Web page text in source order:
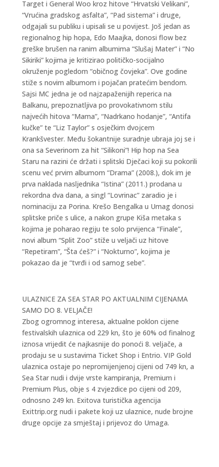
Target i General Woo kroz hitove “Hrvatski Velikani”,
“Vrućina gradskog asfalta”, “Pad sistema” i druge,
odgajali su publiku i upisali se u povijest. Još jedan as
regionalnog hip hopa, Edo Maajka, donosi flow bez
greške brušen na ranim albumima “Slušaj Mater” i “No
Sikiriki” kojima je kritizirao političko-socijalno
okruženje pogledom “običnog čovjeka”. Ove godine
stiže s novim albumom i pojačan pratećim bendom.
Sajsi MC jedna je od najzapaženijih reperica na
Balkanu, prepoznatljiva po provokativnom stilu
najvećih hitova “Mama”, “Nadrkano hodanje”, “Antifa
kučke” te “Liz Taylor” s osječkim dvojcem
Krankšvester. Među šokantnije suradnje ubraja joj se i
ona sa Severinom za hit “Silikoni”! Hip hop na Sea
Staru na razini će držati i splitski Dječaci koji su pokorili
scenu već prvim albumom “Drama” (2008.), dok im je
prva naklada nasljednika “Istina” (2011.) prodana u
rekordna dva dana, a singl “Lovrinac” zaradio je i
nominaciju za Porina. Krešo Bengalka u Umag donosi
splitske priče s ulice, a nakon grupe Kiša metaka s
kojima je poharao regiju te solo prvijenca “Finale”,
novi album “Split Zoo” stiže u veljači uz hitove
“Repetiram”, “Šta ćeš?” i “Nokturno”, kojima je
pokazao da je “tvrđi i od samog sebe”.
ULAZNICE ZA SEA STAR PO AKTUALNIM CIJENAMA
SAMO DO 8. VELJAČE!
Zbog ogromnog interesa, aktualne poklon cijene
festivalskih ulaznica od 229 kn, što je 60% od finalnog
iznosa vrijedit će najkasnije do ponoći 8. veljače, a
prodaju se u sustavima Ticket Shop i Entrio. VIP Gold
ulaznica ostaje po nepromijenjenoj cijeni od 749 kn, a
Sea Star nudi i dvije vrste kampiranja, Premium i
Premium Plus, obje s 4 zvjezdice po cijeni od 209,
odnosno 249 kn. Exitova turistička agencija
Exittrip.org nudi i pakete koji uz ulaznice, nude brojne
druge opcije za smještaj i prijevoz do Umaga.